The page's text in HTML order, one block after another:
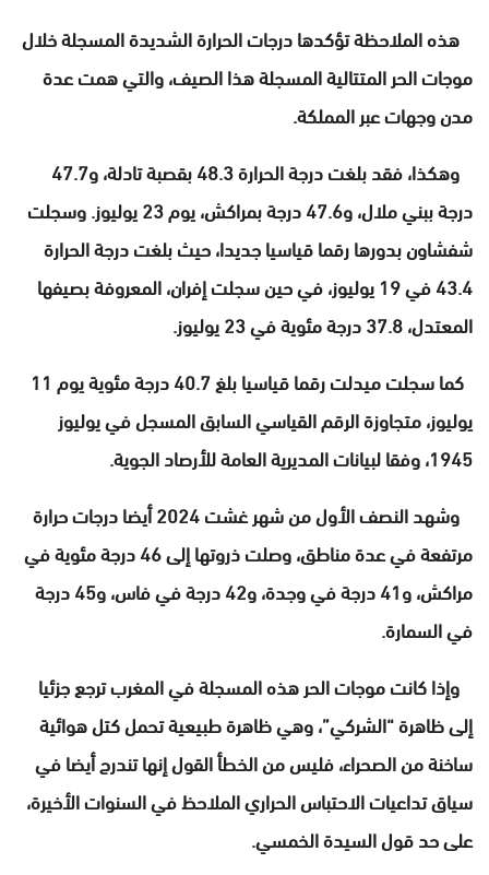
هذه الملاحظة تؤكدها درجات الحرارة الشديدة المسجلة خلال
موجات الحر المتتالية المسجلة هذا الصيف، والتي همت عدة
مدن وجهات عبر المملكة.
وهكذا، فقد بلغت درجة الحرارة 48.3 بقصبة تادلة، و47.7
درجة ببني ملال، و47.6 درجة بمراكش، يوم 23 يوليوز. وسجلت
شفشاون بدورها رقما قياسيا جديدا، حيث بلغت درجة الحرارة
43.4 في 19 يوليوز، في حين سجلت إفران، المعروفة بصيفها
المعتدل، 37.8 درجة مئوية في 23 يوليوز.
كما سجلت ميدلت رقما قياسيا بلغ 40.7 درجة مئوية يوم 11
يوليوز، متجاوزة الرقم القياسي السابق المسجل في يوليوز
1945، وفقا لبيانات المديرية العامة للأرصاد الجوية.
وشهد النصف الأول من شهر غشت 2024 أيضا درجات حرارة
مرتفعة في عدة مناطق، وصلت ذروتها إلى 46 درجة مئوية في
مراكش، و41 درجة في وجدة، و42 درجة في فاس، و45 درجة
في السمارة.
وإذا كانت موجات الحر هذه المسجلة في المغرب ترجع جزئيا
إلى ظاهرة “الشركي”، وهي ظاهرة طبيعية تحمل كتل هوائية
ساخنة من الصحراء، فليس من الخطأ القول إنها تندرج أيضا في
سياق تداعيات الاحتباس الحراري الملاحظ في السنوات الأخيرة،
على حد قول السيدة الخمسي.